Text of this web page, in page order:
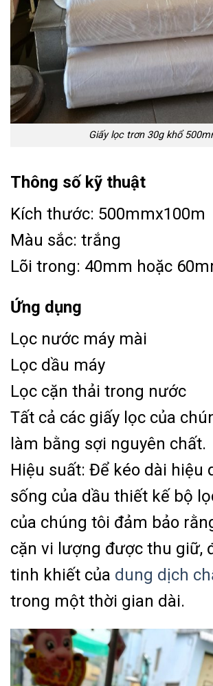
Giấy lọc trơn 30g khổ
Thông số kỹ thuật
Kích thước: 500mmx100m
Màu sắc: trắng
Lõi trong: 40mm hoặc
Ứng dụng
Lọc nước máy mài
Lọc dầu máy
Lọc cặn thải trong nước
Tất cả các giấy lọc của
làm bằng sợi nguyên chất.
Hiệu suất: Để kéo dài hiệu
sống của dầu thiết kế bộ
của chúng tôi đảm bảo
cặn vi lượng được thu giữ,
tinh khiết của dung dịch
trong một thời gian dài.